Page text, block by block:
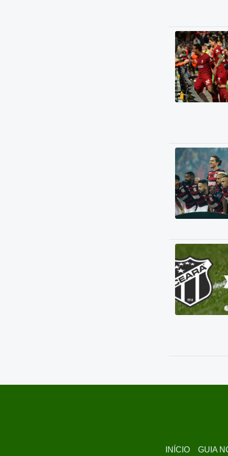
INÍCIO GUIA